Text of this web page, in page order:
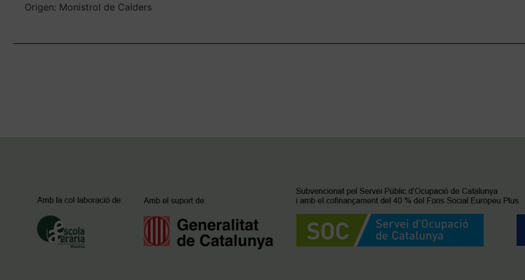
Origen: Monistrol de Calders